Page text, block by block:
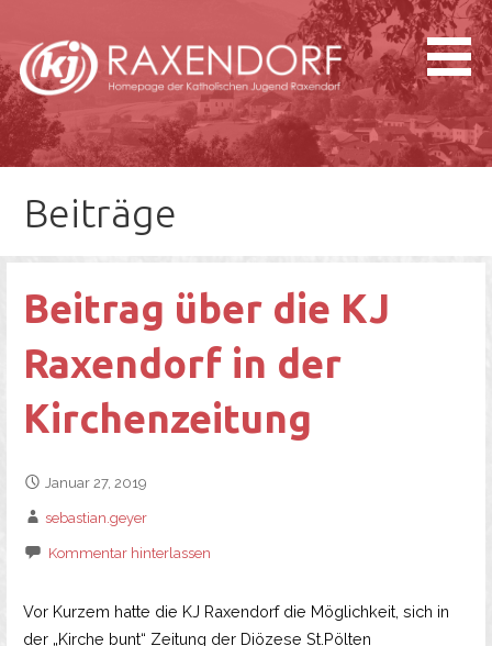
springen
Katholische Jugend
Raxendorf
Beiträge
Beitrag über die KJ
Raxendorf in der
Kirchenzeitung
Januar 27, 2019
sebastian.geyer
Kommentar hinterlassen
Vor Kurzem hatte die KJ Raxendorf die Möglichkeit, sich in
der „Kirche bunt“ Zeitung der Diözese St.Pölten